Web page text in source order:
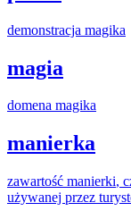
demonstracja magika
magia
domena magika
manierka
zawartość manierki,
używanej przez